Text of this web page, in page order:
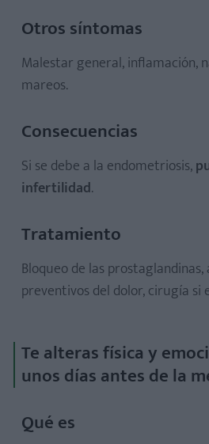
Otros síntomas
Malestar general, inflamación,
mareos.
Consecuencias
Si se debe a la endometriosis,
infertilidad.
Tratamiento
Bloqueo de las
preventivos del dolor, cirugía si
Te alteras física y
unos días antes de la
Qué es